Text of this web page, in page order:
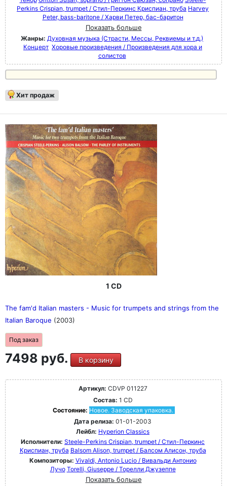
Perkins Crispian, trumpet / Стил-Перкинс Криспиан, труба Harvey
Peter, bass-baritone / Харви Петер, бас-баритон
Показать больше
Жанры: Духовная музыка (Страсти, Мессы, Реквиемы и т.д.)
Концерт Хоровые произведения / Произведения для хора и
солистов
Хит продаж
1 CD
The fam'd Italian masters - Music for trumpets and strings from the
Italian Baroque (2003)
Под заказ
7498 руб. В корзину
Артикул: CDVP 011227
Состав: 1 CD
Состояние: Новое. Заводская упаковка.
Дата релиза: 01-01-2003
Лейбл: Hyperion Classics
Исполнители: Steele-Perkins Crispian, trumpet / Стил-Перкинс
Криспиан, труба Balsom Alison, trumpet / Балсом Алисон, труба
Композиторы: Vivaldi, Antonio Lucio / Вивальди Антонио
Лучо Torelli, Giuseppe / Торелли Джузеппе
Показать больше